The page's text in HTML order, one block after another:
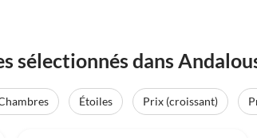
sélectionnés dans
Étoiles Prix (croissant)